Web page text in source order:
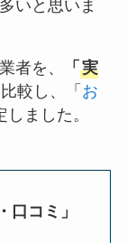
いと思いま
者を、 「 実
較し、「 お
しました。
口コミ」